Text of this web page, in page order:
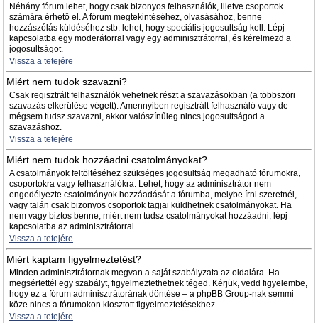
Néhány fórum lehet, hogy csak bizonyos felhasználók, illetve csoportok
számára érhető el. A fórum megtekintéséhez, olvasásához, benne
hozzászólás küldéséhez stb. lehet, hogy speciális jogosultság kell. Lépj
kapcsolatba egy moderátorral vagy egy adminisztrátorral, és kérelmezd a
jogosultságot.
Vissza a tetejére
Miért nem tudok szavazni?
Csak regisztrált felhasználók vehetnek részt a szavazásokban (a többszöri
szavazás elkerülése végett). Amennyiben regisztrált felhasználó vagy de
mégsem tudsz szavazni, akkor valószínűleg nincs jogosultságod a
szavazáshoz.
Vissza a tetejére
Miért nem tudok hozzáadni csatolmányokat?
A csatolmányok feltöltéséhez szükséges jogosultság megadható fórumokra,
csoportokra vagy felhasználókra. Lehet, hogy az adminisztrátor nem
engedélyezte csatolmányok hozzáadását a fórumba, melybe írni szeretnél,
vagy talán csak bizonyos csoportok tagjai küldhetnek csatolmányokat. Ha
nem vagy biztos benne, miért nem tudsz csatolmányokat hozzáadni, lépj
kapcsolatba az adminisztrátorral.
Vissza a tetejére
Miért kaptam figyelmeztetést?
Minden adminisztrátornak megvan a saját szabályzata az oldalára. Ha
megsértettél egy szabályt, figyelmeztethetnek téged. Kérjük, vedd figyelembe,
hogy ez a fórum adminisztrátorának döntése – a phpBB Group-nak semmi
köze nincs a fórumokon kiosztott figyelmeztetésekhez.
Vissza a tetejére